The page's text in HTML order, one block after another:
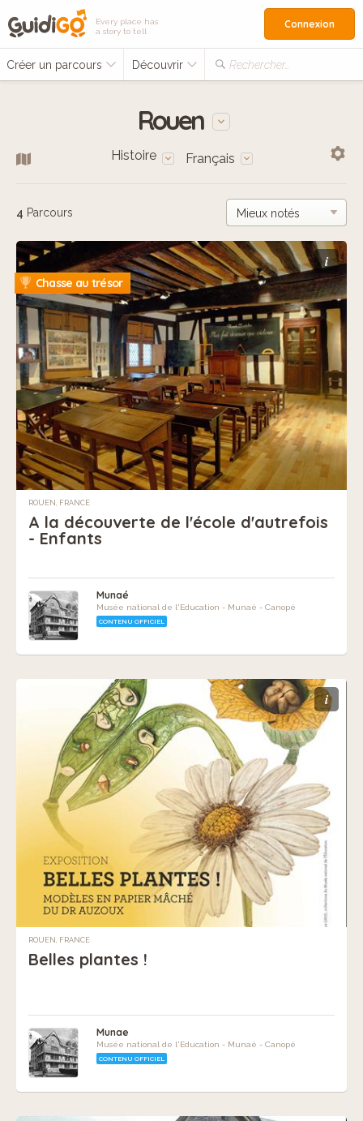
Every place has
a story to tell
Créer un parcours Découvrir Rechercher…
Connexion
Rouen
Histoire Français
4 Parcours
i
Chasse au trésor
ROUEN, FRANCE
A la découverte de l'école d'autrefois
- Enfants
Munaé
Musée national de l'Education - Munaé - Canopé
CONTENU OFFICIEL
i
ROUEN, FRANCE
Belles plantes !
Munae
Musée national de l'Education - Munaé - Canopé
CONTENU OFFICIEL